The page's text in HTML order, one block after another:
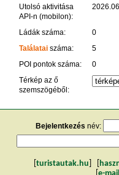
Utolsó aktivitása
API-n (mobilon):
Ládák száma:
0
Találataiszáma:
5
POI pontok száma:
0
Térkép az ő
szemszögéből:
Bejelentkezés név:
turistautak.hu
e-mail